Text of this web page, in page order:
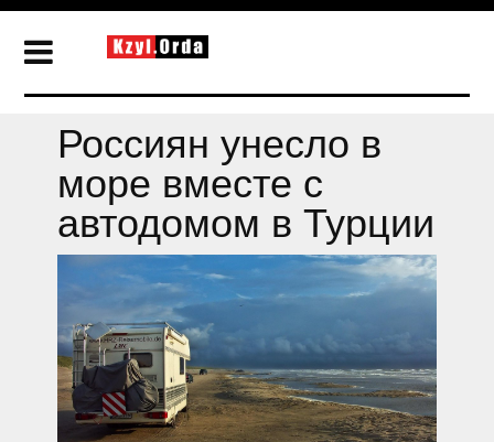
Россиян унесло в
море вместе с
автодомом в Турции